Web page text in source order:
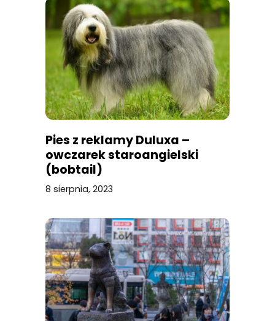
Pies z reklamy Duluxa –
owczarek staroangielski
(bobtail)
8 sierpnia, 2023